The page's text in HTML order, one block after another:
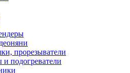
прорезыватели
и подогреватели